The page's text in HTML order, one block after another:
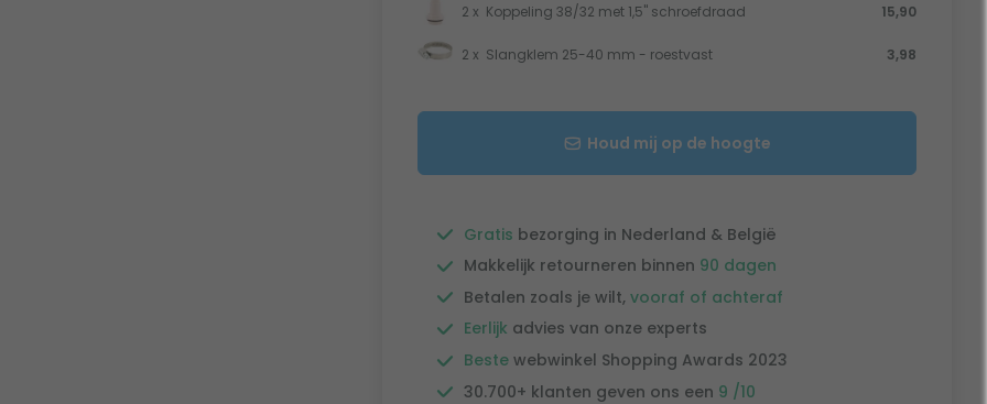
2 x Koppeling 38/32 met 1,5" schroefdraad 15,90
2 x Slangklem 25-40 mm - roestvast 3,98
Houd mij op de hoogte
Gratis bezorging in Nederland & België
Makkelijk retourneren binnen 90 dagen
Betalen zoals je wilt, vooraf of achteraf
Eerlijk advies van onze experts
Bestewebwinkel Shopping Awards 2023
30.700+ klanten geven ons een 9 /10